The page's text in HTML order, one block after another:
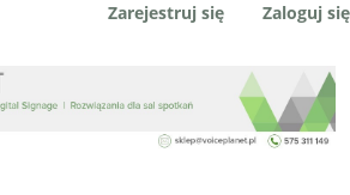
Zarejestruj się Zaloguj się